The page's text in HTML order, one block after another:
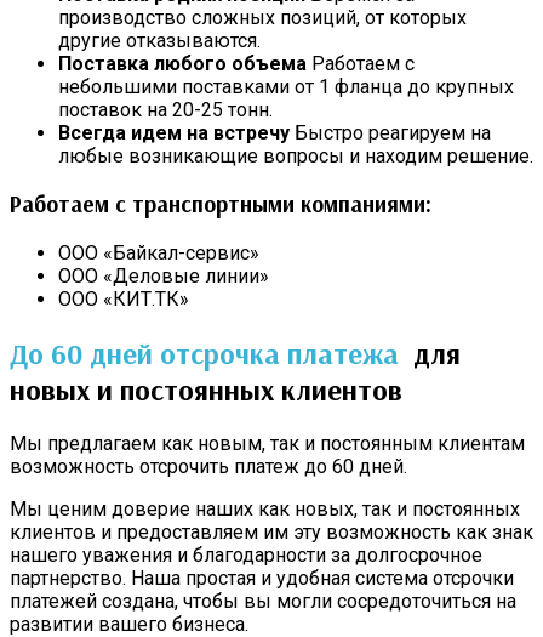
производство сложных позиций, от которых
другие отказываются.
Поставка любого объема Работаем с
небольшими поставками от 1 фланца до крупных
поставок на 20-25 тонн.
Всегда идем на встречу Быстро реагируем на
любые возникающие вопросы и находим решение.
Работаем с транспортными компаниями:
ООО «Байкал-сервис»
ООО «Деловые линии»
ООО «КИТ.ТК»
До 60 дней отсрочка платежа для
новых и постоянных клиентов
Мы предлагаем как новым, так и постоянным клиентам
возможность отсрочить платеж до 60 дней.
Мы ценим доверие наших как новых, так и постоянных
клиентов и предоставляем им эту возможность как знак
нашего уважения и благодарности за долгосрочное
партнерство. Наша простая и удобная система отсрочки
платежей создана, чтобы вы могли сосредоточиться на
развитии вашего бизнеса.